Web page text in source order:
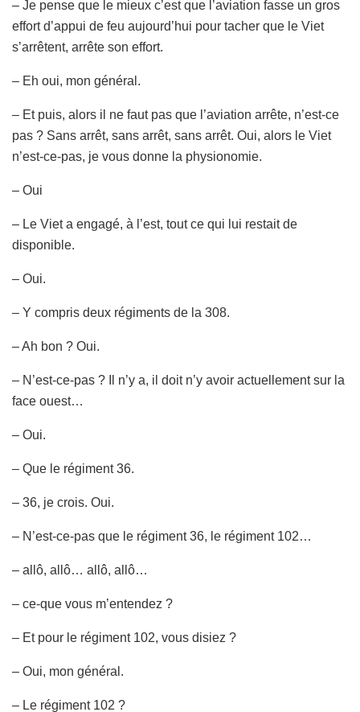
– Je pense que le mieux c’est que l’aviation fasse un gros
effort d’appui de feu aujourd’hui pour tacher que le Viet
s’arrêtent, arrête son effort.
– Eh oui, mon général.
– Et puis, alors il ne faut pas que l’aviation arrête, n’est-ce
pas ? Sans arrêt, sans arrêt, sans arrêt. Oui, alors le Viet
n’est-ce-pas, je vous donne la physionomie.
– Oui
– Le Viet a engagé, à l’est, tout ce qui lui restait de
disponible.
– Oui.
– Y compris deux régiments de la 308.
– Ah bon ? Oui.
– N’est-ce-pas ? Il n’y a, il doit n’y avoir actuellement sur la
face ouest…
– Oui.
– Que le régiment 36.
– 36, je crois. Oui.
– N’est-ce-pas que le régiment 36, le régiment 102…
– allô, allô… allô, allô…
– ce-que vous m’entendez ?
– Et pour le régiment 102, vous disiez ?
– Oui, mon général.
– Le régiment 102 ?